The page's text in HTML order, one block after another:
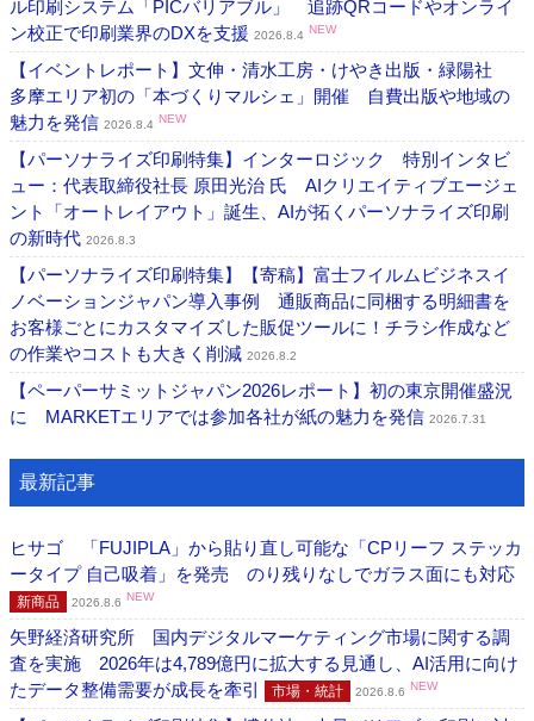
ル印刷システム「PICバリアブル」 追跡QRコードやオンライ
ン校正で印刷業界のDXを支援 2026.8.4 NEW
【イベントレポート】文伸・清水工房・けやき出版・緑陽社
多摩エリア初の「本づくりマルシェ」開催 自費出版や地域の
魅力を発信 2026.8.4 NEW
【パーソナライズ印刷特集】インターロジック 特別インタビ
ュー：代表取締役社長 原田光治 氏 AIクリエイティブエージェ
ント「オートレイアウト」誕生、AIが拓くパーソナライズ印刷
の新時代 2026.8.3
【パーソナライズ印刷特集】【寄稿】富士フイルムビジネスイ
ノベーションジャパン導入事例 通販商品に同梱する明細書を
お客様ごとにカスタマイズした販促ツールに！チラシ作成など
の作業やコストも大きく削減 2026.8.2
【ペーパーサミットジャパン2026レポート】初の東京開催盛況
に MARKETエリアでは参加各社が紙の魅力を発信 2026.7.31
最新記事
ヒサゴ 「FUJIPLA」から貼り直し可能な「CPリーフ ステッカ
ータイプ 自己吸着」を発売 のり残りなしでガラス面にも対応
新商品 2026.8.6 NEW
矢野経済研究所 国内デジタルマーケティング市場に関する調
査を実施 2026年は4,789億円に拡大する見通し、AI活用に向け
たデータ整備需要が成長を牽引
市場・統計 2026.8.6 NEW